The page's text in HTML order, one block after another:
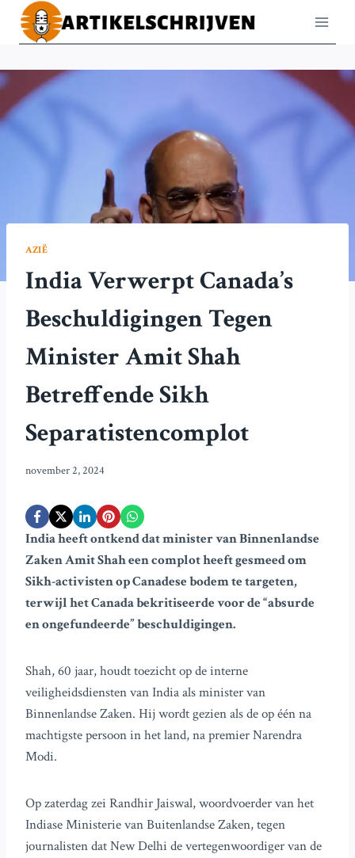
Doorgaan
naar
AZIË
India Verwerpt Canada’s
Beschuldigingen Tegen
Minister Amit Shah
Betreffende Sikh
Separatistencomplot
november 2, 2024
India heeft ontkend dat minister van Binnenlandse
Zaken Amit Shah een complot heeft gesmeed om
Sikh-activisten op Canadese bodem te targeten,
terwijl het Canada bekritiseerde voor de “absurde
en ongefundeerde” beschuldigingen.
Shah, 60 jaar, houdt toezicht op de interne
veiligheidsdiensten van India als minister van
Binnenlandse Zaken. Hij wordt gezien als de op één na
machtigste persoon in het land, na premier Narendra
Modi.
Op zaterdag zei Randhir Jaiswal, woordvoerder van het
Indiase Ministerie van Buitenlandse Zaken, tegen
journalisten dat New Delhi de vertegenwoordiger van de